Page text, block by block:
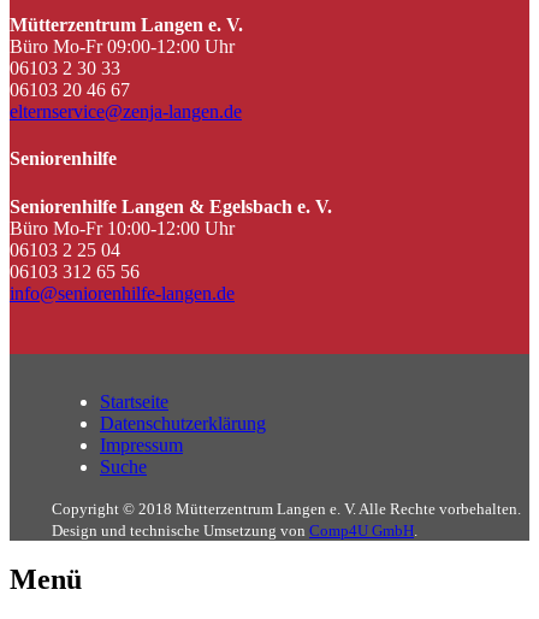
Mütterzentrum Langen e. V.
Büro Mo-Fr 09:00-12:00 Uhr
06103 2 30 33
06103 20 46 67
elternservice@zenja-langen.de
Seniorenhilfe
Seniorenhilfe Langen & Egelsbach e. V.
Büro Mo-Fr 10:00-12:00 Uhr
06103 2 25 04
06103 312 65 56
info@seniorenhilfe-langen.de
Startseite
Datenschutzerklärung
Impressum
Suche
Copyright © 2018 Mütterzentrum Langen e. V. Alle Rechte vorbehalten.
Design und technische Umsetzung von Comp4U GmbH
Menü